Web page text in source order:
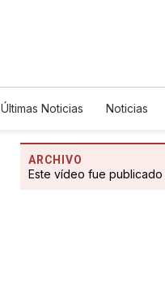
Últimas Noticias Noticias
ARCHIVO
Este vídeo fue publicado